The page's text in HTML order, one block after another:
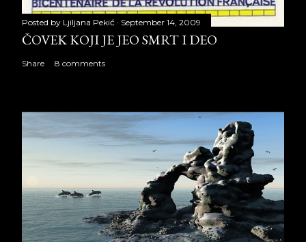
Posted by Ljiljana Pekić September 14, 2009
ČOVEK KOJI JE JEO SMRT I DEO
Share 8 comments